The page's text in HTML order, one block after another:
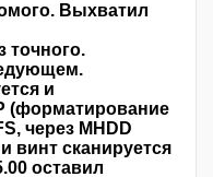
Выхватил
точного.
и
(форматирование
через MHDD
винт сканируется
оставил